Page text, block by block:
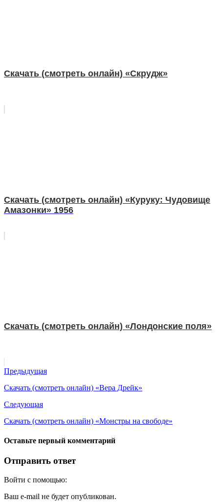
Скачать (смотреть онлайн) «Скрудж»
Скачать (смотреть онлайн) «Куруку: Чудовище
Амазонки» 1956
Скачать (смотреть онлайн) «Лондонские поля»
Предыдущая
Скачать (смотреть онлайн) «Вера Дрейк»
Следующая
Скачать (смотреть онлайн) «Монстры на свободе»
Оставьте первый комментарий
Отправить ответ
Войти с помощью:
Ваш e-mail не будет опубликован.